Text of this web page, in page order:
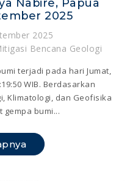
Nabire, Papua
2025
2025
Bencana Geologi
terjadi pada hari Jumat,
WIB. Berdasarkan
Klimatologi, dan Geofisika
gempa bumi...